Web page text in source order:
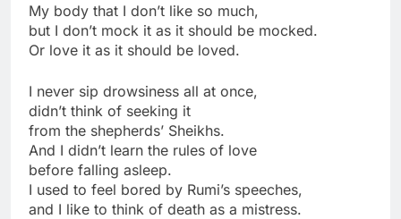
My body that I don’t like so much,
but I don’t mock it as it should be mocked.
Or love it as it should be loved.
I never sip drowsiness all at once,
didn’t think of seeking it
from the shepherds’ Sheikhs.
And I didn’t learn the rules of love
before falling asleep.
I used to feel bored by Rumi’s speeches,
and I like to think of death as a mistress.